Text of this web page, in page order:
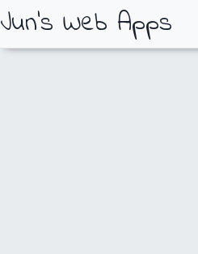
Jun's Web Apps